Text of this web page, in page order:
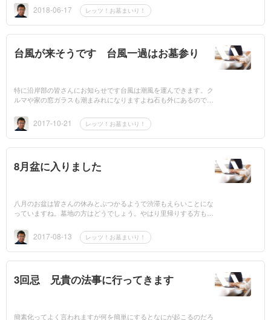
で...
2018-06-17 レッツ！お墓まいり！
台風が来そうです 台風一過はお墓参り
特に沿岸部の皆さんにお知らせです台風は潮風を運んできます。ク
ルマや家の窓ガラスも潮まみれになりますよね石も外にあるので同
2017-10-21 レッツ！お墓まいり！
8月盆に入りました
八月のお盆は皆さんの休みとぶつかるようで渋滞もえらいことにな
っていますね。墓地の方はどうでしょう。やはり里帰りする方もお
NS... 2017-08-13 レッツ！お墓まいり！
3回忌 兄貴の法事に行ってきます
簡素化ってよく言われますが何を簡単にするとなにが起こるのだろ